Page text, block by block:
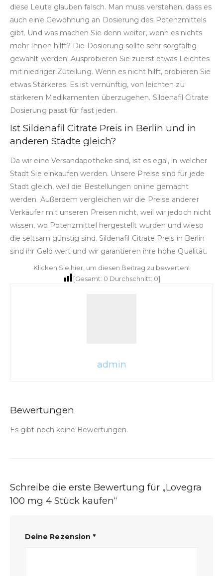
diese Leute glauben falsch. Man muss verstehen, dass es
auch eine Gewöhnung an Dosierung des Potenzmittels
gibt. Und was machen Sie denn weiter, wenn es nichts
mehr Ihnen hilft? Die Dosierung sollte sehr sorgfältig
gewählt werden. Ausprobieren Sie zuerst etwas Leichtes
mit niedriger Zuteilung. Wenn es nicht hilft, probieren Sie
etwas Stärkeres. Es ist vernünftig, von leichten zu
stärkeren Medikamenten überzugehen. Sildenafil Citrate
Dosierung passt für fast jeden.
Ist Sildenafil Citrate Preis in Berlin und in
anderen Städte gleich?
Da wir eine Versandapotheke sind, ist es egal, in welcher
Stadt Sie einkaufen werden. Unsere Preise sind für jede
Stadt gleich, weil die Bestellungen online gemacht
werden. Außerdem vergleichen wir die Preise anderer
Verkäufer mit unseren Preisen nicht, weil wir jedoch nicht
wissen, wo Potenzmittel hergestellt wurden und wieso
die seltsam günstig sind. Sildenafil Citrate Preis in Berlin
sind ihr Geld wert und wir garantieren ihre hohe Qualität.
Klicken Sie hier, um diesen Beitrag zu bewerten!
[Gesamt: 0 Durchschnitt: 0]
admin
Bewertungen
Es gibt noch keine Bewertungen.
Schreibe die erste Bewertung für „Lovegra
100 mg 4 Stück kaufen“
Deine Rezension *